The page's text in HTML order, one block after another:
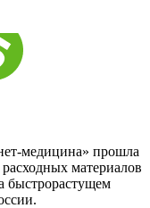
медицина» прошла
материалов
быстрорастущем